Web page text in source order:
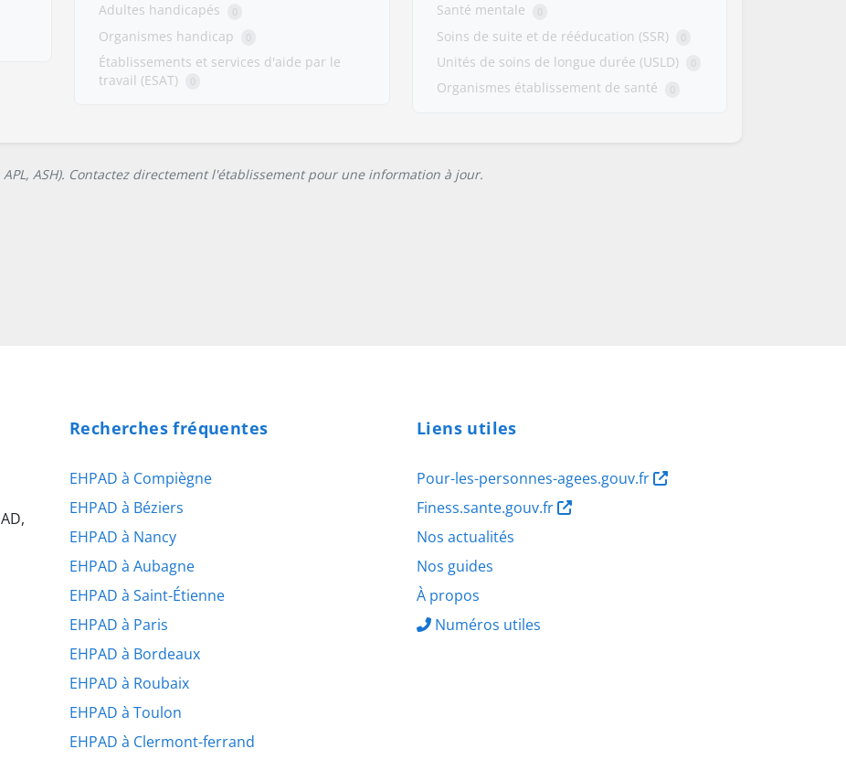
Adultes handicapés 0
Organismes handicap 0
Établissements et services d'aide par le
travail (ESAT)
0
Santé mentale 0
Soins de suite et de rééducation (SSR) 0
Unités de soins de longue durée (USLD) 0
Organismes établissement de santé 0
ASH). Contactez directement l'établissement pour une information à jour.
Recherches fréquentes
EHPAD à Compiègne
EHPAD à Béziers
EHPAD à Nancy
EHPAD à Aubagne
EHPAD à Saint-Étienne
EHPAD à Paris
EHPAD à Bordeaux
EHPAD à Roubaix
EHPAD à Toulon
EHPAD à Clermont-ferrand
Liens utiles
Pour-les-personnes-agees.gouv.fr
Finess.sante.gouv.fr
Nos actualités
Nos guides
À propos
Numéros utiles